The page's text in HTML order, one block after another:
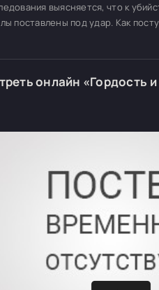
выясняется, что к
поставлены под удар. Как
онлайн «Гордость